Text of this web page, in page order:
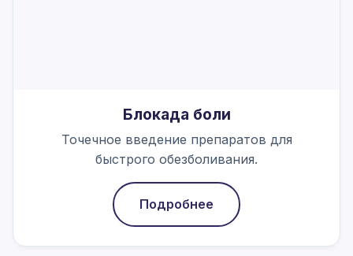
Блокада боли
Точечное введение препаратов для
быстрого обезболивания.
Подробнее